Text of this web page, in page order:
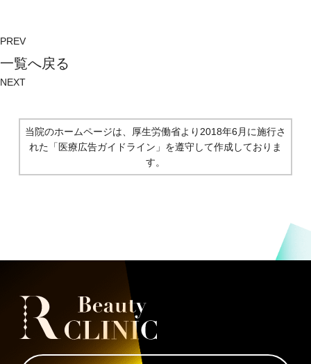
PREV
⼀覧へ戻る
NEXT
当院のホームページは、厚生労働省より2018年6月に施行さ
れた 「医療広告ガイドライン」を遵守して作成しておりま
す。